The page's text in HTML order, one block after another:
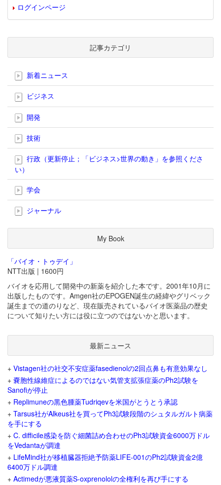
ログインページ
記事カテゴリ
新着ニュース
ビジネス
開発
技術
行政（更新停止；「ビジネス>世界の動き」を参照くださ
い）
学会
ジャーナル
My Book
「バイオ・トゥデイ」
NTT出版 | 1600円
バイオを応用して開発中の新薬を紹介した本です。2001年10月に
出版したものです。Amgen社のEPOGEN誕生の経緯やグリベック
誕生までの道のりなど、現在販売されているバイオ医薬品の歴史
について知りたい方には役に立つのではないかと思います。
最新ニュース
+ Vistagen社の社交不安症薬fasedienolの2回点鼻も有意効果なし
+ 嚢胞性線維症によるのではない気管支拡張症薬のPh2試験を
Sanofiが停止
+ Replimuneの黒色腫薬Tudriqevを米国がとうとう承認
+ Tarsus社がAlkeus社を買ってPh3試験段階のシュタルガルト病薬
を手にする
+ C. difficile感染を防ぐ細菌詰め合わせのPh3試験資金6000万ドル
をVedantaが調達
+ LifeMind社が移植臓器拒絶予防薬LIFE-001のPh2試験資金2億
6400万ドル調達
+ Actimedが悪液質薬S-oxprenololの全権利を再び手にする